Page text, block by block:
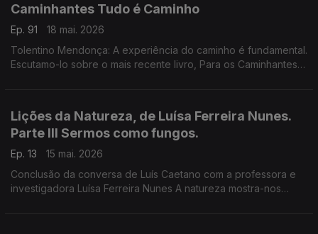
Caminhantes Tudo é Caminho
Ep. 91
18 mai. 2026
Tolentino Mendonça: A experiência do caminho é fundamental.
Escutamo-lo sobre o mais recente livro, Para os Caminhantes
Lições da Natureza, de Luísa Ferreira Nunes.
Parte III Sermos como fungos.
Ep. 13
15 mai. 2026
Conclusão da conversa de Luís Caetano com a professora e
investigadora Luísa Ferreira Nunes A natureza mostra-nos